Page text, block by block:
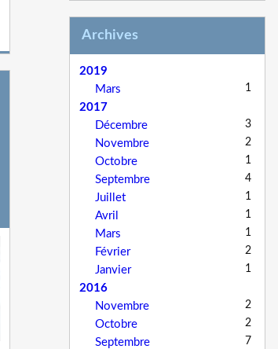
Archives
2019
Mars
1
2017
Décembre
3
Novembre 2
Octobre 1
Septembre 4
Juillet 1
Avril 1
Mars 1
Février 2
Janvier 1
2016
Novembre
2
Octobre 2
Septembre 7